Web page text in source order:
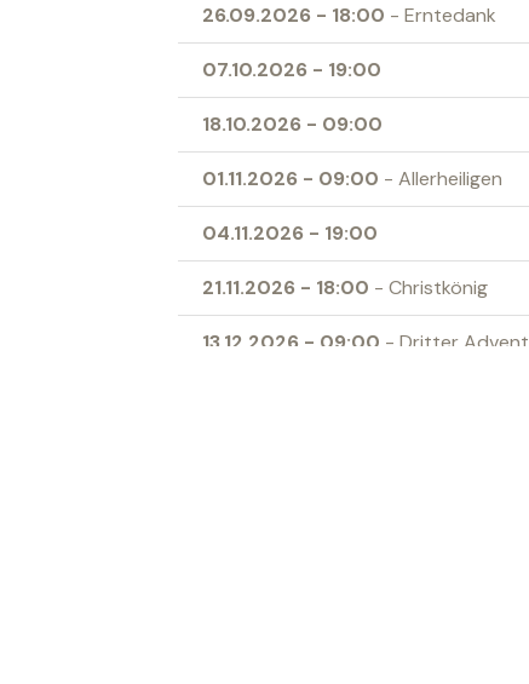
26.09.2026 - 18:00 - Erntedank
07.10.2026 - 19:00
18.10.2026 - 09:00
01.11.2026 - 09:00 - Allerheiligen
04.11.2026 - 19:00
21.11.2026 - 18:00 - Christkönig
13.12.2026 - 09:00 - Dritter Advent